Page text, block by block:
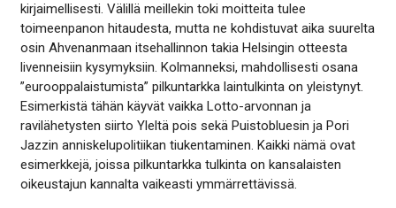
kirjaimellisesti. Välillä meillekin toki moitteita tulee
toimeenpanon hitaudesta, mutta ne kohdistuvat aika suurelta
osin Ahvenanmaan itsehallinnon takia Helsingin otteesta
livenneisiin kysymyksiin. Kolmanneksi, mahdollisesti osana
”eurooppalaistumista” pilkuntarkka laintulkinta on yleistynyt.
Esimerkistä tähän käyvät vaikka Lotto-arvonnan ja
ravilähetysten siirto Yleltä pois sekä Puistobluesin ja Pori
Jazzin anniskelupolitiikan tiukentaminen. Kaikki nämä ovat
esimerkkejä, joissa pilkuntarkka tulkinta on kansalaisten
oikeustajun kannalta vaikeasti ymmärrettävissä.